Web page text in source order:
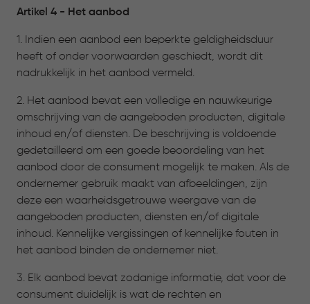
Artikel 4 - Het aanbod
1. Indien een aanbod een beperkte geldigheidsduur
heeft of onder voorwaarden geschiedt, wordt dit
nadrukkelijk in het aanbod vermeld.
2. Het aanbod bevat een volledige en nauwkeurige
omschrijving van de aangeboden producten, digitale
inhoud en/of diensten. De beschrijving is voldoende
gedetailleerd om een goede beoordeling van het
aanbod door de consument mogelijk te maken. Als de
ondernemer gebruik maakt van afbeeldingen, zijn
deze een waarheidsgetrouwe weergave van de
aangeboden producten, diensten en/of digitale
inhoud. Kennelijke vergissingen of kennelijke fouten in
het aanbod binden de ondernemer niet.
3. Elk aanbod bevat zodanige informatie, dat voor de
consument duidelijk is wat de rechten en